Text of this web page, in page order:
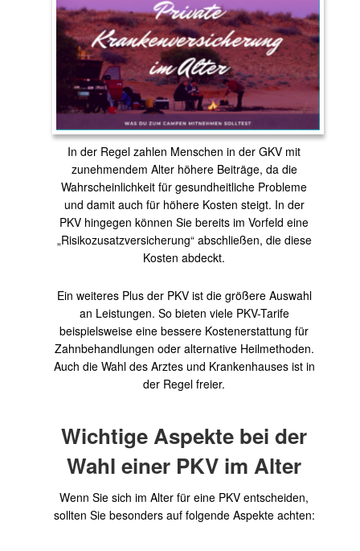
In der Regel zahlen Menschen in der GKV mit
zunehmendem Alter höhere Beiträge, da die
Wahrscheinlichkeit für gesundheitliche Probleme
und damit auch für höhere Kosten steigt. In der
PKV hingegen können Sie bereits im Vorfeld eine
„Risikozusatzversicherung“ abschließen, die diese
Kosten abdeckt.
Ein weiteres Plus der PKV ist die größere Auswahl
an Leistungen. So bieten viele PKV-Tarife
beispielsweise eine bessere Kostenerstattung für
Zahnbehandlungen oder alternative Heilmethoden.
Auch die Wahl des Arztes und Krankenhauses ist in
der Regel freier.
Wichtige Aspekte bei der
Wahl einer PKV im Alter
Wenn Sie sich im Alter für eine PKV entscheiden,
sollten Sie besonders auf folgende Aspekte achten: